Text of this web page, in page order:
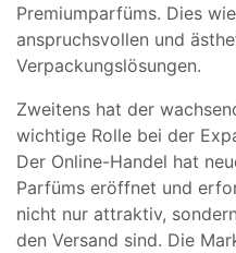
Premiumparfüms. Dies
anspruchsvollen und
Verpackungslösungen.
Zweitens hat der
wichtige Rolle bei der
Der Online-Handel hat
Parfüms eröffnet und
nicht nur attraktiv,
den Versand sind. Die